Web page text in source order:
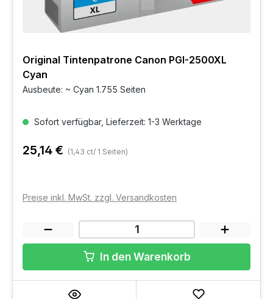
Original Tintenpatrone Canon PGI-2500XL
Cyan
Ausbeute: ~ Cyan 1.755 Seiten
Sofort verfügbar, Lieferzeit: 1-3 Werktage
25,14 € (1,43 ct/ 1 Seiten)
Preise inkl. MwSt. zzgl. Versandkosten
In den Warenkorb